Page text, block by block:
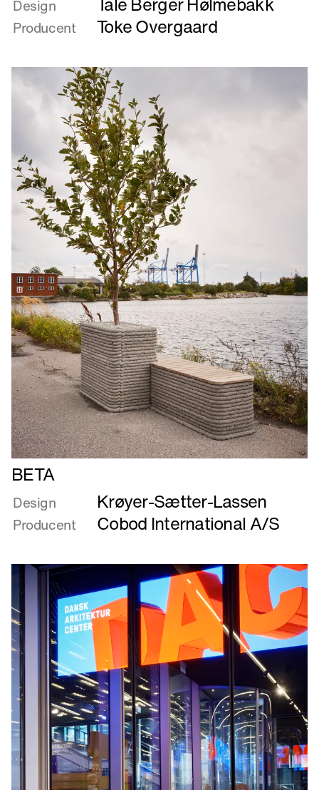
om
Bænk
til
Koblingsstation
Design
Producent Toke Overgaard
Læs
mere
om
BETA
BETA
Design Krøyer-Sætter-Lassen
Producent Cobod International A/S